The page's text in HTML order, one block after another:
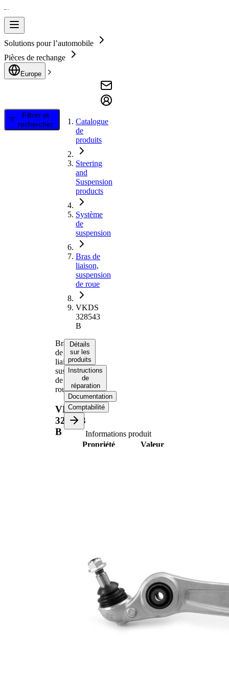
Solutions pour l’automobile
Pièces de rechange
Europe
Filtrer et
rechercher
Catalogue
de
produits
Steering
and
Suspension
products
Système
de
suspension
Bras de
liaison,
suspension
de roue
VKDS
328543
B
Bras
de
liaison,
suspension
de
roue
VKDS
328543
B
Détails
sur les
produits
Instructions
de
réparation
Documentation
Comptabilité
Informations produit
Propriété
Valeur
complémentaire /
Info complémentaire
Taraudage/Filetage
M16 x 1,5
Numéro d'article en
VKDS
328544 B